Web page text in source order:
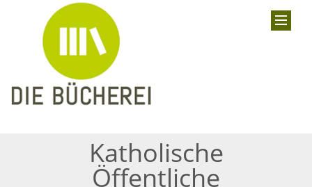
Katholische
Öffentliche